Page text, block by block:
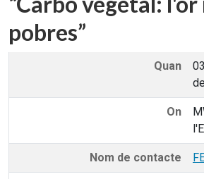
pobres”
Quan
On
Nom de contacte